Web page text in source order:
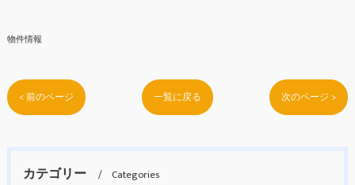
物件情報
< 前のページ 一覧に戻る 次のページ >
カテゴリー
Categories